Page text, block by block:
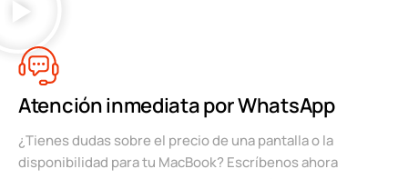
Atención inmediata por WhatsApp
¿Tienes dudas sobre el precio de una pantalla o la
disponibilidad para tu MacBook? Escríbenos ahora